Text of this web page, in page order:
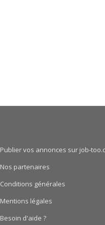
Publier vos annonces sur job-
Nos partenaires
Conditions générales
Mentions légales
Besoin d'aide ?